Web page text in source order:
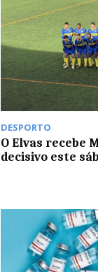
DESPORTO
O Elvas recebe
decisivo este